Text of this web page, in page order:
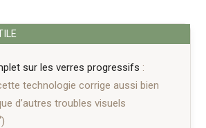
sur les verres progressifs :
technologie corrige aussi bien
d’autres troubles visuels